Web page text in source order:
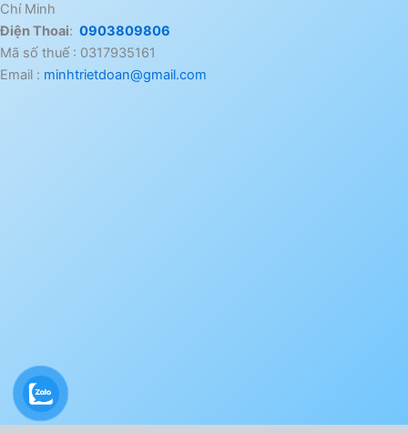
Chí Minh
Điện Thoai: 0903809806
Mã số thuế : 0317935161
Email : minhtrietdoan@gmail.com